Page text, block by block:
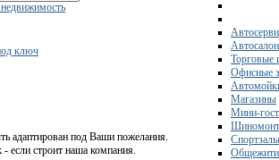
Торговые
Офисные
Магазины
Мини-
Спортзалы
ключ
адаптирован под Ваши пожелания.
если строит наша компания.